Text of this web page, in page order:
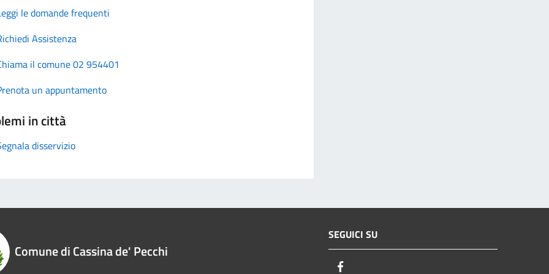
le domande frequenti
Assistenza
il comune 02 954401
un appuntamento
in città
disservizio
Comune di Cassina de' Pecchi
SEGUICI SU